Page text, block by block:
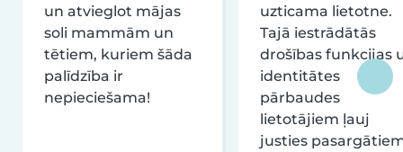
un atvieglot mājas
soli mammām un
tētiem, kuriem šāda
palīdzība ir
nepieciešama!
uzticama lietotne.
Tajā iestrādātās
drošības funkcijas
identitātes
pārbaudes
lietotājiem ļauj
justies